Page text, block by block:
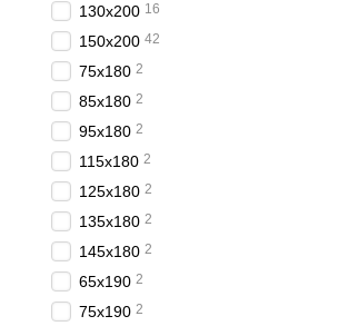
130x200 16
150x200 42
75x180 2
85x180 2
95x180 2
115x180 2
125x180 2
135x180 2
145x180 2
65x190 2
75x190 2